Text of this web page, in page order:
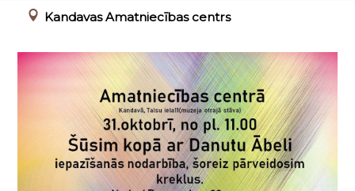
Kandavas Amatniecības centrs